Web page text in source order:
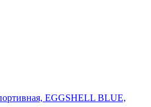
EGGSHELL BLUE,